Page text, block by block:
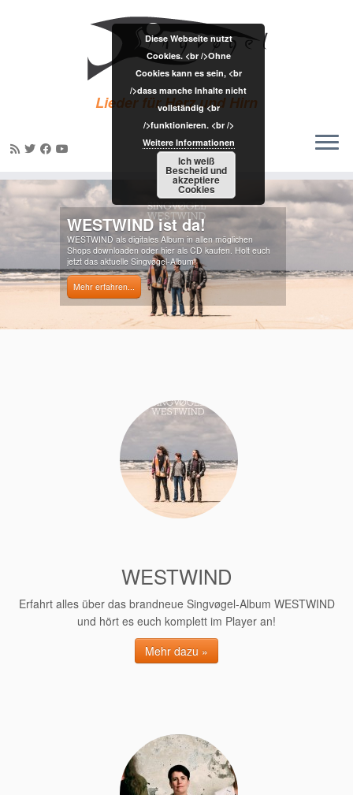
Inhalt
springen
Lieder für Herz und Hirn
WESTWIND ist da!
WESTWIND als digitales Album in allen möglichen
Shops downloaden oder hier als CD kaufen. Holt euch
jetzt das aktuelle Singvøgel-Album!
Mehr erfahren...
WESTWIND
Erfahrt alles über das brandneue Singvøgel-Album WESTWIND
und hört es euch komplett im Player an!
Mehr dazu »
Diese Webseite nutzt
Cookies. <br />Ohne
Cookies kann es sein, <br
/>dass manche Inhalte nicht
vollständig <br
/>funktionieren. <br />
Weitere Informationen
Ich weiß
Bescheid und
akzeptiere
Cookies